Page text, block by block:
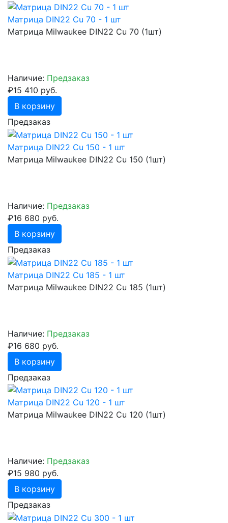
Матрица DIN22 Cu 70 - 1 шт
Матрица Milwaukee DIN22 Cu 70 (1шт)
Наличие: Предзаказ
₽15 410 руб.
В корзину
Предзаказ
Матрица DIN22 Cu 150 - 1 шт
Матрица Milwaukee DIN22 Cu 150 (1шт)
Наличие: Предзаказ
₽16 680 руб.
В корзину
Предзаказ
Матрица DIN22 Cu 185 - 1 шт
Матрица Milwaukee DIN22 Cu 185 (1шт)
Наличие: Предзаказ
₽16 680 руб.
В корзину
Предзаказ
Матрица DIN22 Cu 120 - 1 шт
Матрица Milwaukee DIN22 Cu 120 (1шт)
Наличие: Предзаказ
₽15 980 руб.
В корзину
Предзаказ